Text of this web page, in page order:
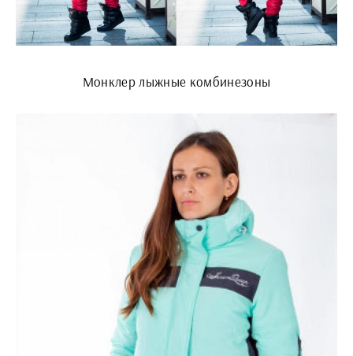
Монклер лыжные комбинезоны